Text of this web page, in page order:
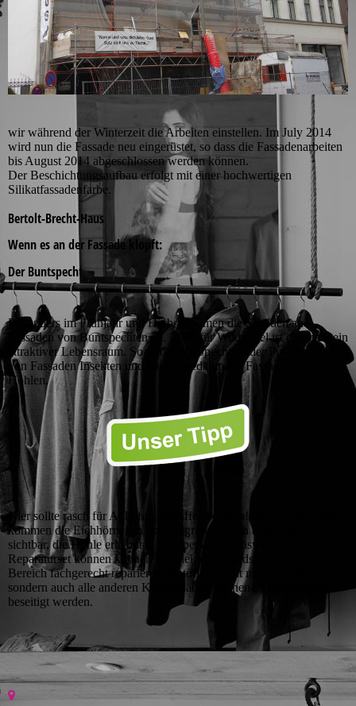
wir während der Winterzeit die Arbeiten einstellen. Im July 2014
wird nun die Fassade neu eingerüstet, so dass die Fassadenarbeiten
bis August 2014 abgeschlossen werden können.
DerBeschichtungsaufbau erfolgt mit einer hochwertigen
Silikatfassadenfarbe.
Bertolt-Brecht-Haus
Wenn es an der Fassade klopft:
Der Buntspecht
Besonders im Frühjahr und Herbst nehmen die Schäden an
Fassaden von Buntspechten zu. Auch für Wildvögel ist die Stadt ein
attraktiver Lebensraum. So findet der Specht an der Putzoberfläche
von Fassaden Insekten und baut in gedämmten Fassaden seine
Höhlen.
Hier sollte rasch für Abhilfe geschaffen werden! Nach dem Specht
kommen die Eichhörnchen und vergrößern, von außen nicht
sichtbar, die Höhle erheblich. Mit speziellen Fräswerkzeug und
Reparaturset können können wir kleinere Schadstellen im WDVS-
Bereich fachgerecht reparieren. Natürlich nicht nur Spechtlöcher,
sondern auch alle anderen Kleinschäden können so fachgerecht
beseitigt werden.